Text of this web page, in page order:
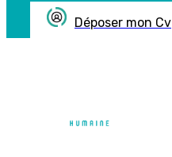
Déposer mon Cv